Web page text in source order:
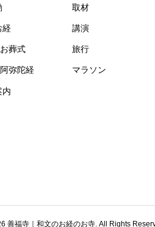
経
葬式
弥陀経
内
取材
講演
旅行
マラソン
善福寺｜和文のお経のお寺. All Rights